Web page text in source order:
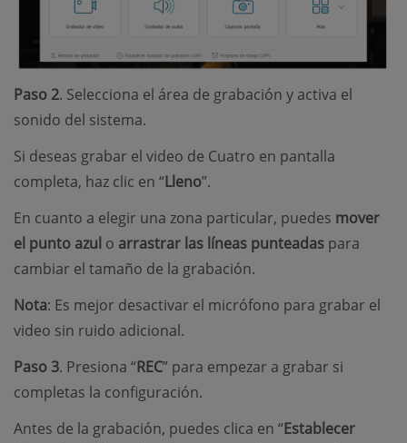
Paso 2. Selecciona el área de grabación y activa el
sonido del sistema.
Si deseas grabar el video de Cuatro en pantalla
completa, haz clic en “Lleno”.
En cuanto a elegir una zona particular, puedes mover
el punto azul o arrastrar las líneas punteadas para
cambiar el tamaño de la grabación.
Nota: Es mejor desactivar el micrófono para grabar el
video sin ruido adicional.
Paso 3. Presiona “REC” para empezar a grabar si
completas la configuración.
Antes de la grabación, puedes clica en “Establecer